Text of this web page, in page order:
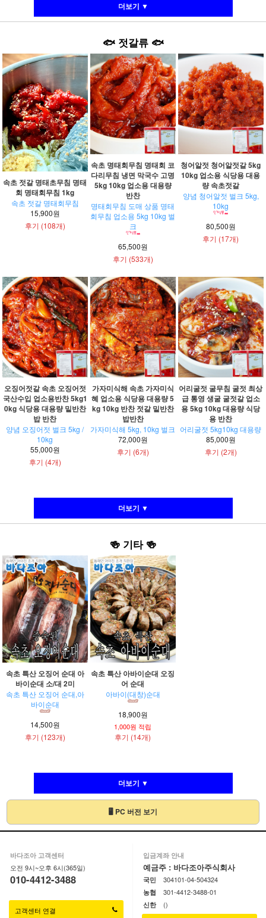
더보기 ▼
🐟젓갈류 🐟
속초 젓갈 명태초무침 명태
회 명태회무침 1kg
속초 젓갈 명태회무침
15,900원
후기 (108개)
속초 명태회무침 명태회 코
다리무침 냉면 막국수 고명
5kg 10kg 업소용 대용량
반찬
명태회무침 도매 상품 명태
회무침 업소용 5kg 10kg 벌
크
65,500원
후기 (533개)
청어알젓 청어알젓갈 5kg
10kg 업소용 식당용 대용
량 속초젓갈
양념 청어알젓 벌크 5kg,
10kg
80,500원
후기 (17개)
오징어젓갈 속초 오징어젓
국산수입 업소용반찬 5kg1
0kg 식당용 대용량 밑반찬
밥 반찬
양념 오징어젓 벌크 5kg /
10kg
55,000원
후기 (4개)
가자미식해 속초 가자미식
혜 업소용 식당용 대용량 5
kg 10kg 반찬 젓갈 밑반찬
밥반찬
가자미식해 5kg, 10kg 벌크
72,000원
후기 (6개)
어리굴젓 굴무침 굴젓 최상
급 통영 생굴 굴젓갈 업소
용 5kg 10kg 대용량 식당
용 반찬
어리굴젓 5kg10kg 대용량
85,000원
후기 (2개)
더보기 ▼
🍻 기타 🍻
속초 특산 오징어 순대 아
바이순대 소/대 2미
속초 특산 오징어 순대,아
바이순대
14,500원
후기 (123개)
속초 특산 아바이순대 오징
어 순대
아바이(대창)순대
18,900원
1,000원 적립
후기 (14개)
더보기 ▼
🖥 PC 버전 보기
바다조아 고객센터
오전 9시~오후 6시(365일)
010-4412-3488
고객센터 연결
입금계좌 안내
예금주 : 바다조아주식회사
국민 304101-04-504324
농협 301-4412-3488-01
신한()